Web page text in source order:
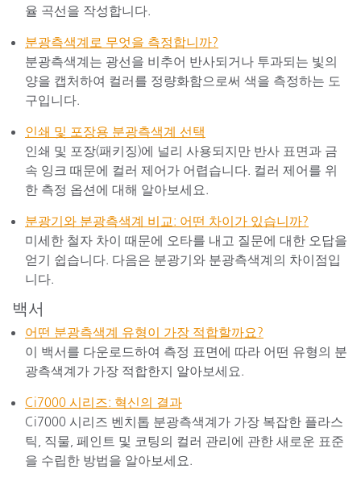
율 곡선을 작성합니다.
분광측색계로 무엇을 측정합니까?
분광측색계는 광선을 비추어 반사되거나 투과되는 빛의
양을 캡처하여 컬러를 정량화함으로써 색을 측정하는 도
구입니다.
인쇄 및 포장용 분광측색계 선택
인쇄 및 포장(패키징)에 널리 사용되지만 반사 표면과 금
속 잉크 때문에 컬러 제어가 어렵습니다. 컬러 제어를 위
한 측정 옵션에 대해 알아보세요.
분광기와 분광측색계 비교: 어떤 차이가 있습니까?
미세한 철자 차이 때문에 오타를 내고 질문에 대한 오답을
얻기 쉽습니다. 다음은 분광기와 분광측색계의 차이점입
니다.
백서
어떤 분광측색계 유형이 가장 적합할까요?
이 백서를 다운로드하여 측정 표면에 따라 어떤 유형의 분
광측색계가 가장 적합한지 알아보세요.
Ci7000 시리즈: 혁신의 결과
Ci7000 시리즈 벤치톱 분광측색계가 가장 복잡한 플라스
틱, 직물, 페인트 및 코팅의 컬러 관리에 관한 새로운 표준
을 수립한 방법을 알아보세요.